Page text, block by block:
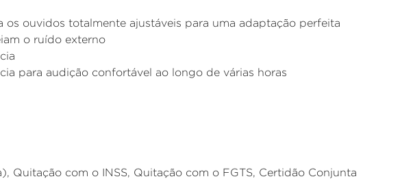
os ouvidos totalmente ajustáveis para uma adaptação perfeita
o ruído externo
para audição confortável ao longo de várias horas
Quitação com o INSS, Quitação com o FGTS, Certidão Conjunta